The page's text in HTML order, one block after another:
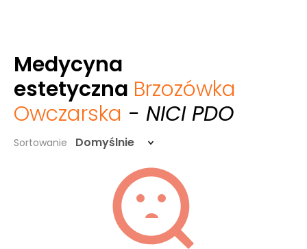
Medycyna
estetyczna Brzozówka
Owczarska - NICI PDO
Sortowanie Domyślnie